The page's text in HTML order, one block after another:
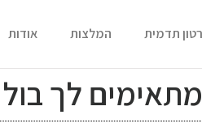
תדמית המלצות אודות
לך